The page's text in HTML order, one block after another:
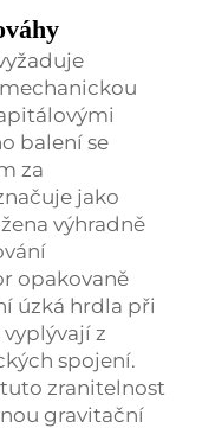
balení se
za
jako
výhradně
opakovaně
úzká hrdla při
z
spojení.
zranitelnost
gravitační